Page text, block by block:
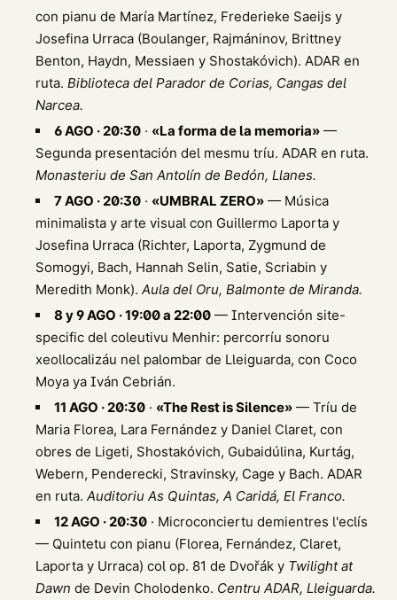
con pianu de María Martínez, Frederieke Saeijs y
Josefina Urraca (Boulanger, Rajmáninov, Brittney
Benton, Haydn, Messiaen y Shostakóvich). ADAR en
ruta. Biblioteca del Parador de Corias, Cangas del
Narcea.
6 AGO · 20:30 · «La forma de la memoria» —
Segunda presentación del mesmu tríu. ADAR en ruta.
Monasteriu de San Antolín de Bedón, Llanes.
7 AGO · 20:30 · «UMBRAL ZERO» — Música
minimalista y arte visual con Guillermo Laporta y
Josefina Urraca (Richter, Laporta, Zygmund de
Somogyi, Bach, Hannah Selin, Satie, Scriabin y
Meredith Monk). Aula del Oru, Balmonte de Miranda.
8 y 9 AGO · 19:00 a 22:00 — Intervención site-
specific del coleutivu Menhir: percorríu sonoru
xeollocalizáu nel palombar de Lleiguarda, con Coco
Moya ya Iván Cebrián.
11 AGO · 20:30 · «The Rest is Silence» — Tríu de
Maria Florea, Lara Fernández y Daniel Claret, con
obres de Ligeti, Shostakóvich, Gubaidúlina, Kurtág,
Webern, Penderecki, Stravinsky, Cage y Bach. ADAR
en ruta. Auditoriu As Quintas, A Caridá, El Franco.
12 AGO · 20:30 · Microconciertu demientres l'eclís
— Quintetu con pianu (Florea, Fernández, Claret,
Laporta y Urraca) col op. 81 de Dvořák y Twilight at
Dawn de Devin Cholodenko. Centru ADAR, Lleiguarda.